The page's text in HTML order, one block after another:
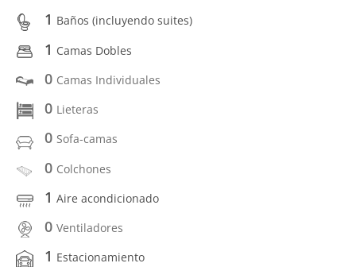
1 Baños (incluyendo suites)
1 Camas Dobles
0 Camas Individuales
0 Lieteras
0 Sofa-camas
0 Colchones
1 Aire acondicionado
0 Ventiladores
1 Estacionamiento